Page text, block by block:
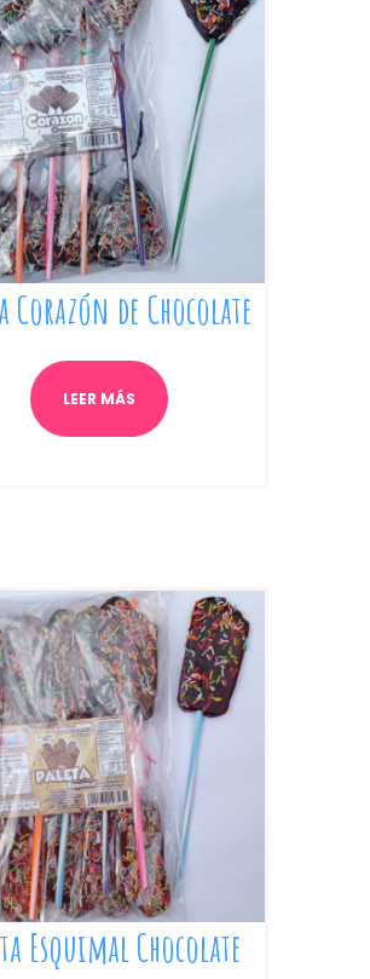
Corazón de Chocolate
LEER MÁS
Esquimal Chocolate